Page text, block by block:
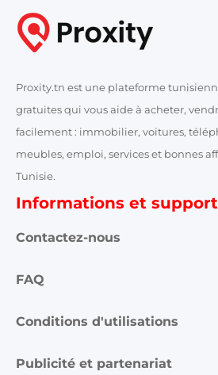
Proxity.tn est une plateforme
gratuites qui vous aide à acheter,
facilement : immobilier, voitures,
meubles, emploi, services et bonnes
Tunisie.
Informations et support
Contactez-nous
FAQ
Conditions d'utilisations
Publicité et partenariat